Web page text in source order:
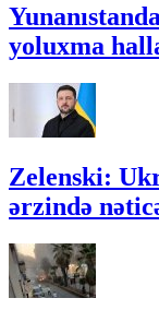
yoluxma
Zelenski:
ərzində